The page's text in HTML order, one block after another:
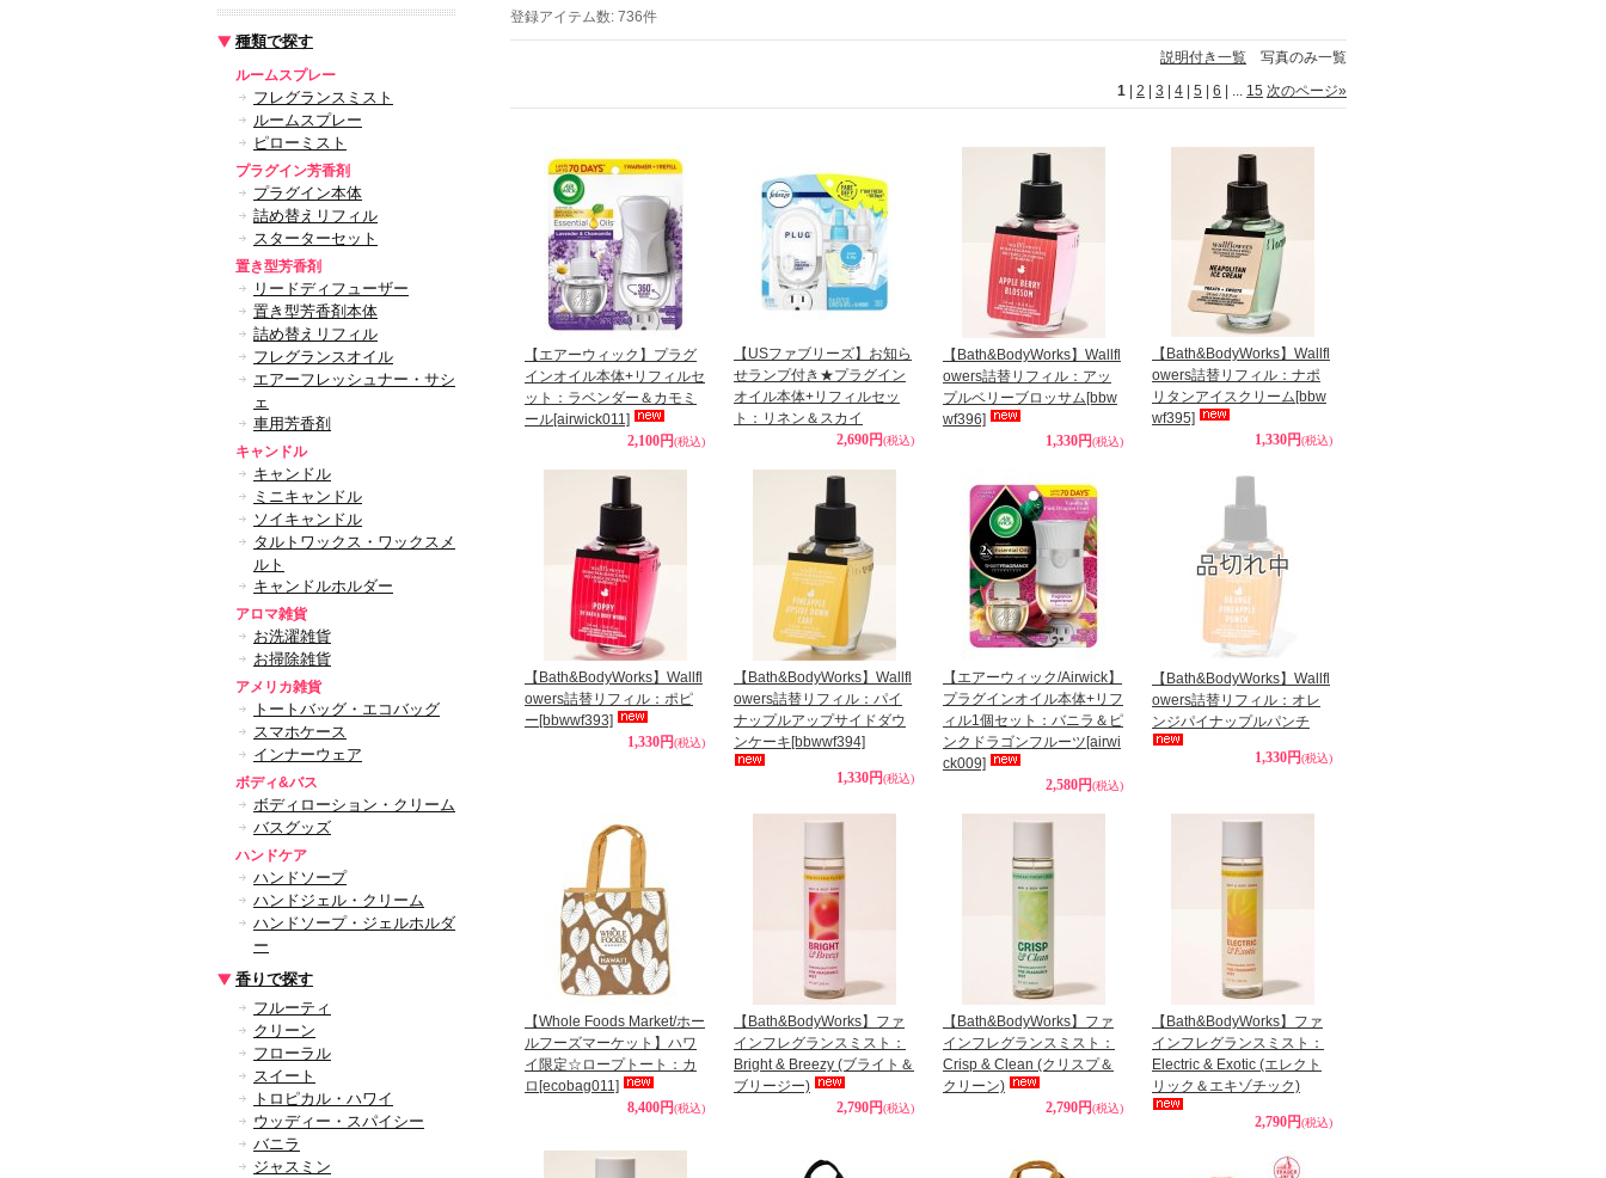
種類で探す
ルームスプレー
フレグランスミスト
ルームスプレー
ピローミスト
プラグイン芳香剤
プラグイン本体
詰め替えリフィル
スターターセット
置き型芳香剤
リードディフューザー
置き型芳香剤本体
詰め替えリフィル
フレグランスオイル
エアーフレッシュナー・サシ
ェ
車用芳香剤
キャンドル
キャンドル
ミニキャンドル
ソイキャンドル
タルトワックス・ワックスメ
ルト
キャンドルホルダー
アロマ雑貨
お洗濯雑貨
お掃除雑貨
アメリカ雑貨
トートバッグ・エコバッグ
スマホケース
インナーウェア
ボディ&バス
ボディローション・クリーム
バスグッズ
ハンドケア
ハンドソープ
ハンドジェル・クリーム
ハンドソープ・ジェルホルダ
ー
香りで探す
フルーティ
クリーン
フローラル
スイート
トロピカル・ハワイ
ウッディー・スパイシー
バニラ
ジャスミン
登録アイテム数: 736件
説明付き一覧 写真のみ一覧
1
2 3 4 5 6 ... 15 次のページ»
【エアーウィック】プラグ
インオイル本体+リフィルセ
ット：ラベンダー＆カモミ
ール[airwick011]
2,100円(税込)
【USファブリーズ】お知ら
せランプ付き★プラグイン
オイル本体+リフィルセッ
ト：リネン＆スカイ
2,690円(税込)
【Bath&BodyWorks】Wallfl
owers詰替リフィル：アッ
プルベリーブロッサム [bbw
wf396]
1,330円(税込)
【Bath&BodyWorks】Wallfl
owers詰替リフィル：ナポ
リタンアイスクリーム [bbw
wf395]
1,330円(税込)
【Bath&BodyWorks】Wallfl
owers詰替リフィル：ポピ
ー [bbwwf393]
1,330円(税込)
【Bath&BodyWorks】Wallfl
owers詰替リフィル：パイ
ナップルアップサイドダウ
ンケーキ [bbwwf394]
1,330円(税込)
【エアーウィック/Airwick】
プラグインオイル本体+リフ
ィル1個セット：バニラ＆ピ
ンクドラゴンフルーツ [airwi
ck009]
2,580円(税込)
【Bath&BodyWorks】Wallfl
owers詰替リフィル：オレ
ンジパイナップルパンチ
1,330円(税込)
【Whole Foods Market/ホー
ルフーズマーケット】ハワ
イ限定☆ロープトート：カ
ロ [ecobag011]
8,400円(税込)
【Bath&BodyWorks】ファ
インフレグランスミスト：
Bright & Breezy (ブライト＆
ブリージー)
2,790円(税込)
【Bath&BodyWorks】ファ
インフレグランスミスト：
Crisp & Clean (クリスプ＆
クリーン)
2,790円(税込)
【Bath&BodyWorks】ファ
インフレグランスミスト：
Electric & Exotic (エレクト
リック＆エキゾチック)
2,790円(税込)